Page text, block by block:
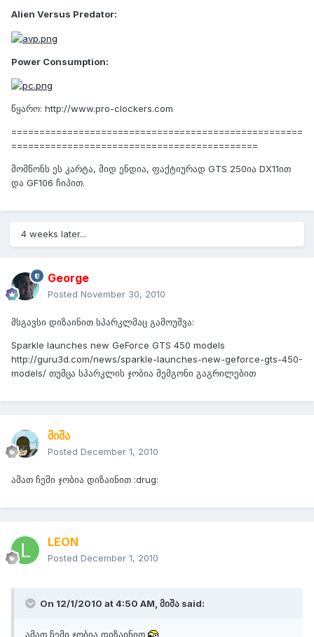
Alien Versus Predator:
Power Consumption:
წყარო: http://www.pro-clockers.com
====================================================
============================================
მომწონს ეს კარტა, მიდ ენდია, ფაქტიურად GTS 250ია DX11ით
და GF106 ჩიპით.
4 weeks later...
George
Posted November 30, 2010
მსგავსი დიზაინით სპარკლმაც გამოუშვა:
Sparkle launches new GeForce GTS 450 models
http://guru3d.com/news/sparkle-launches-new-geforce-gts-450-
models/ თუმცა სპარკლის ჯობია მემგონი გაგრილებით
მიშა
Posted December 1, 2010
ამათ ჩემი ჯობია დიზაინით :drug:
LEON
Posted December 1, 2010
On 12/1/2010 at 4:50 AM, მიშა said:
ამათ ჩემი ჯობია დიზაინით